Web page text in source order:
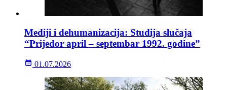
Mediji i dehumanizacija: Studija slučaja
“Prijedor april – septembar 1992. godine”
01.07.2026